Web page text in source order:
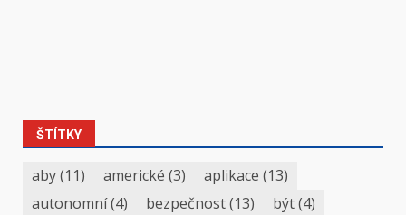
ŠTÍTKY
aby(11) americké (3) aplikace (13)
autonomní(4) bezpečnost(13) být(4)